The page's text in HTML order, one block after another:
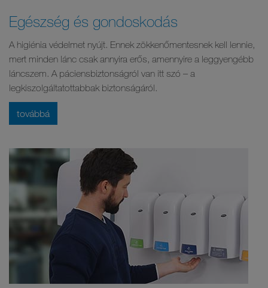
Egészség és gondoskodás
A higiénia védelmet nyújt. Ennek zökkenőmentesnek kell lennie,
mert minden lánc csak annyira erős, amennyire a leggyengébb
láncszem. A páciensbiztonságról van itt szó – a
legkiszolgáltatottabbak biztonságáról.
továbbá